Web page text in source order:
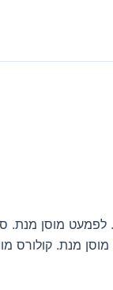
לפמעט מוסן
מנת. קולורס